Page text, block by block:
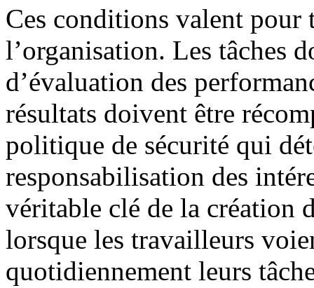
Ces conditions valent pour
l’organisation. Les tâches
d’évaluation des
résultats doivent être
politique de sécurité qui
responsabilisation des
véritable clé de la création
lorsque les travailleurs
quotidiennement leurs